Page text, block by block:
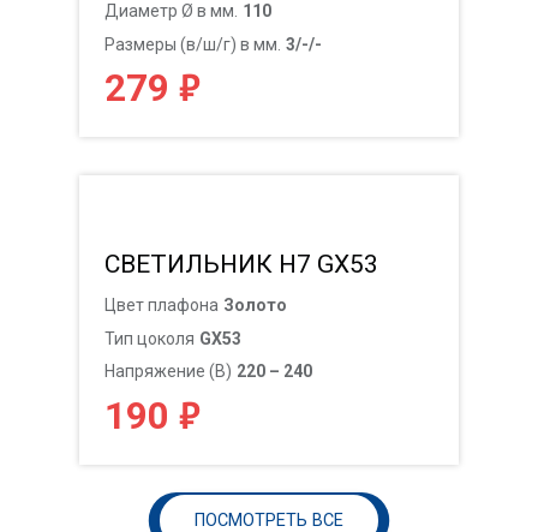
Диаметр Ø в мм. 110
Размеры (в/ш/г) в мм. 3/-/-
279 ₽
СВЕТИЛЬНИК H7 GX53
Цвет плафона Золото
Тип цоколя GX53
Напряжение (В) 220 – 240
190 ₽
ПОСМОТРЕТЬ ВСЕ